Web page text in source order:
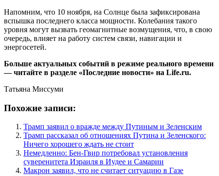
Напомним, что 10 ноября, на Солнце была зафиксирована
вспышка последнего класса мощности. Колебания такого
уровня могут вызвать геомагнитные возмущения, что, в свою
очередь, влияет на работу систем связи, навигации и
энергосетей.
Больше актуальных событий в режиме реального времени
— читайте в разделе «Последние новости» на Life.ru.
Татьяна Миссуми
Похожие записи:
Трамп заявил о вражде между Путиным и Зеленским
Трамп рассказал об отношениях Путина и Зеленского:
Ничего хорошего ждать не стоит
Немедленно: Бен-Гвир потребовал установления
суверенитета Израиля в Иудее и Самарии
Макрон заявил, что не считает ситуацию в Газе